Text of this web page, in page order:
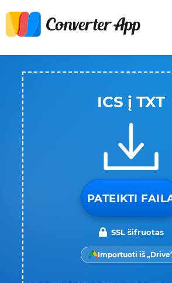
ICS į TXT
PATEIKTI
SSL šifruotas
Importuoti iš